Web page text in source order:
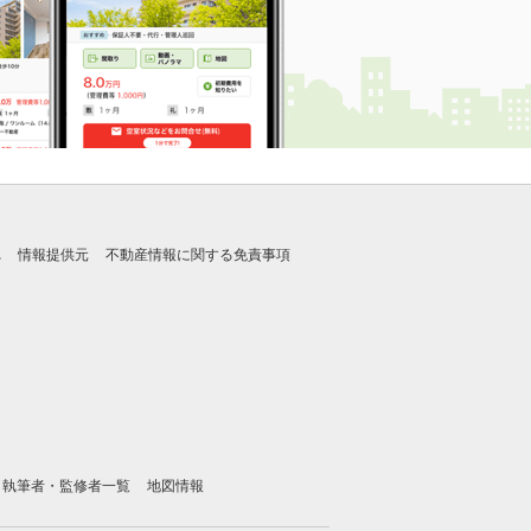
情報提供元 不動産情報に関する免責事項
執筆者・監修者一覧 地図情報